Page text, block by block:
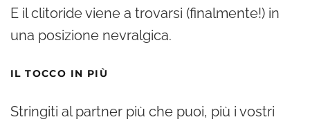
E il clitoride viene a trovarsi (finalmente!) in
una posizione nevralgica.
IL TOCCO IN PIÙ
Stringiti al partner più che puoi, più i vostri